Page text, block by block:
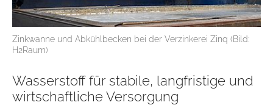
Zinkwanne und Abkühlbecken bei der Verzinkerei Zinq (Bild:
H2Raum)
Wasserstoff für stabile, langfristige und
wirtschaftliche Versorgung